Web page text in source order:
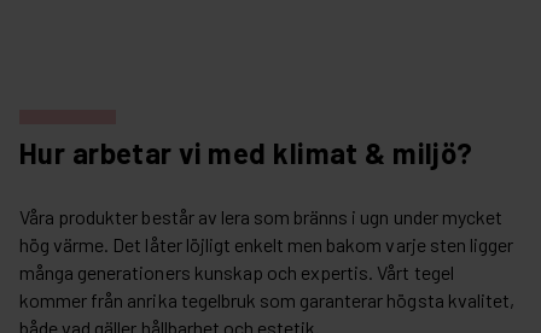
Hur arbetar vi med klimat & miljö?
Våra produkter består av lera som bränns i ugn under mycket
hög värme. Det låter löjligt enkelt men bakom varje sten ligger
många generationers kunskap och expertis. Vårt tegel
kommer från anrika tegelbruk som garanterar högsta kvalitet,
både vad gäller hållbarhet och estetik.